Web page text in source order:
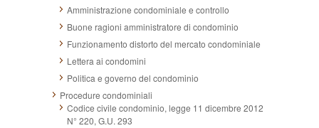
Amministrazione condominiale e controllo
Buone ragioni amministratore di condominio
Funzionamento distorto del mercato condominiale
Lettera ai condomini
Politica e governo del condominio
Procedure condominiali
Codice civile condominio, legge 11 dicembre 2012
N° 220, G.U. 293